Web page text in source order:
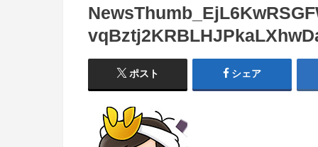
ポスト シェア